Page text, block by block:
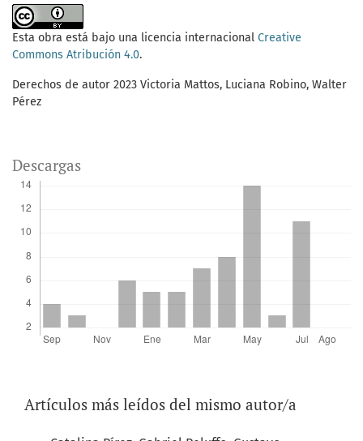
Esta obra está bajo una licencia internacional Creative
Commons Atribución 4.0.
Derechos de autor 2023 Victoria Mattos, Luciana Robino, Walter
Pérez
Descargas
Artículos más leídos del mismo autor/a